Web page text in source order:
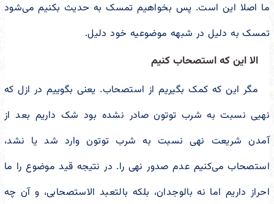
ما اصلا این است. پس بخواهیم تمسک به حدیث بکنیم می‌شود
تمسک به دلیل در شبهه موضوعیه خود دلیل.
الا این که استصحاب کنیم
مگر این که کمک بگیریم از استصحاب. یعنی بگوییم در ازل که
نهیی نسبت به شرب توتون صادر نشده بود شک داریم بعد از
آمدن شریعت نهی نسبت به شرب توتون وارد شد یا نشد،
استصحاب می‌کنیم عدم صدور نهی را. در نتیجه قید موضوع را ما
احراز داریم اما نه بالوجدان، بلکه بالتعبد الاستصحابی، و آن چه